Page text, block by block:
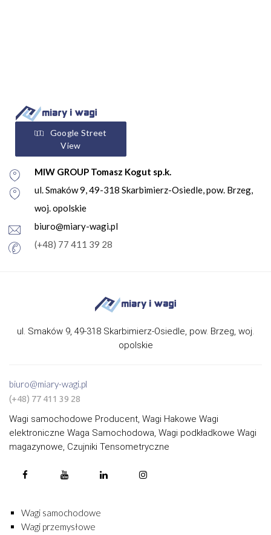
Google Street
View
MIW GROUP Tomasz Kogut sp.k.
ul. Smaków 9, 49-318 Skarbimierz-Osiedle, pow. Brzeg,
woj. opolskie
biuro@miary-wagi.pl
(+48) 77 411 39 28
ul. Smaków 9, 49-318 Skarbimierz-Osiedle, pow. Brzeg, woj.
opolskie
biuro@miary-wagi.pl
(+48) 77 411 39 28
Wagi samochodowe Producent, Wagi Hakowe Wagi
elektroniczne Waga Samochodowa, Wagi podkładkowe Wagi
magazynowe, Czujniki Tensometryczne
Wagi samochodowe
Wagi przemysłowe